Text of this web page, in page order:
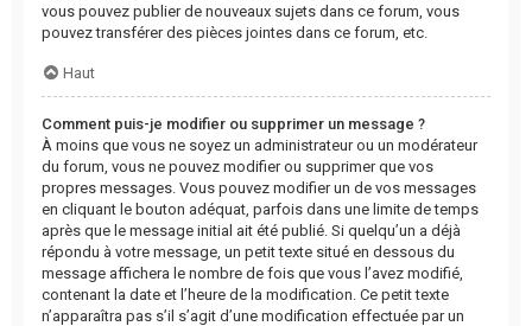
vous pouvez publier de nouveaux sujets dans ce forum, vous
pouvez transférer des pièces jointes dans ce forum, etc.
Haut
Comment puis-je modifier ou supprimer un message ?
À moins que vous ne soyez un administrateur ou un modérateur
du forum, vous ne pouvez modifier ou supprimer que vos
propres messages. Vous pouvez modifier un de vos messages
en cliquant le bouton adéquat, parfois dans une limite de temps
après que le message initial ait été publié. Si quelqu’un a déjà
répondu à votre message, un petit texte situé en dessous du
message affichera le nombre de fois que vous l’avez modifié,
contenant la date et l’heure de la modification. Ce petit texte
n’apparaîtra pas s’il s’agit d’une modification effectuée par un